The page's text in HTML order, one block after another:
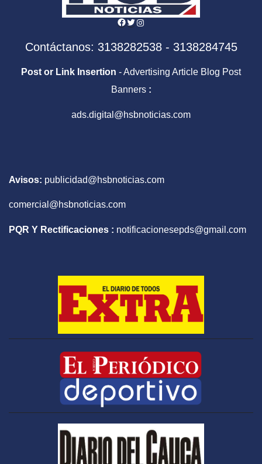
Facebook
Twitter
Instagram
Contáctanos: 3138282538 - 3138284745
Post or Link Insertion - Advertising Article Blog Post
Banners :
ads.digital@hsbnoticias.com
Avisos: publicidad@hsbnoticias.com
comercial@hsbnoticias.com
PQR Y Rectificaciones : notificacionesepds@gmail.com